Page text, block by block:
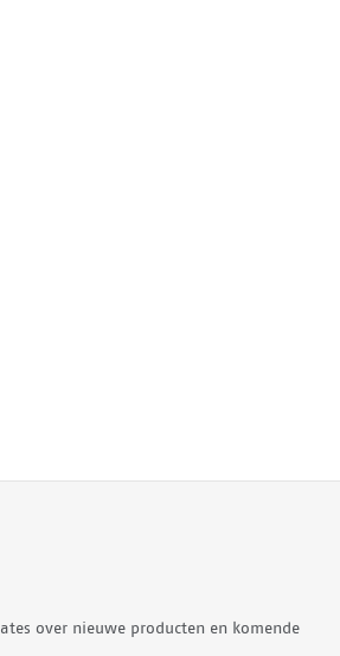
over nieuwe producten en komende